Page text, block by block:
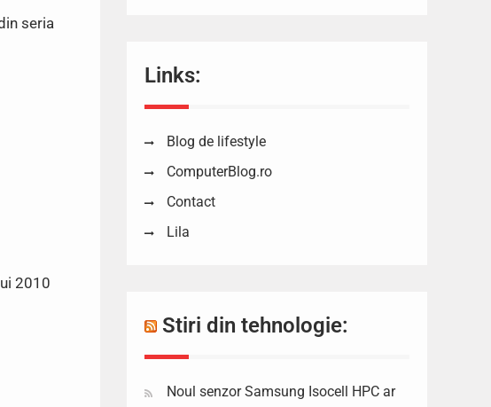
seria
2010
Links:
Blog de lifestyle
ComputerBlog.ro
Contact
Lila
Stiri din tehnologie:
Noul senzor Samsung Isocell HPC ar